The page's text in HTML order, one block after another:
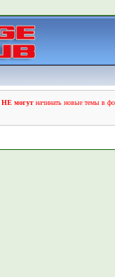
НЕ могутначинать новые темы в